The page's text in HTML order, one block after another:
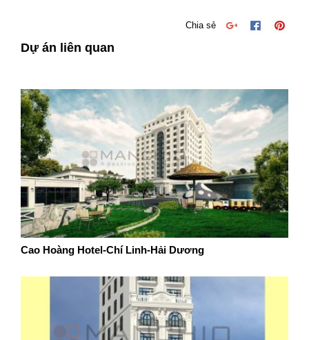
Chia sẻ
Dự án liên quan
Cao Hoàng Hotel-Chí Linh-Hải Dương